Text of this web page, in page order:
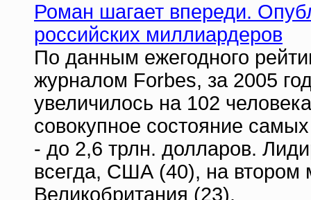
Роман шагает впереди.
российских миллиардеров
По данным ежегодного
журналом Forbes, за 2005
увеличилось на 102
совокупное состояние
- до 2,6 трлн. долларов.
всегда, США (40), на втором
Великобритания (23).